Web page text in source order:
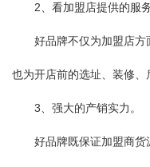
2、看加盟店提供的服
好品牌不仅为加盟店方
也为开店前的选址、装修、
3、强大的产销实力。
好品牌既保证加盟商